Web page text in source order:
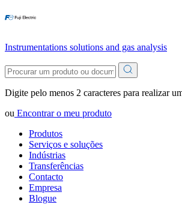
Instrumentations solutions and gas analysis
Digite pelo menos 2 caracteres para realizar
ou Encontrar o meu produto
Produtos
Serviços e soluções
Indústrias
Transferências
Contacto
Empresa
Blogue